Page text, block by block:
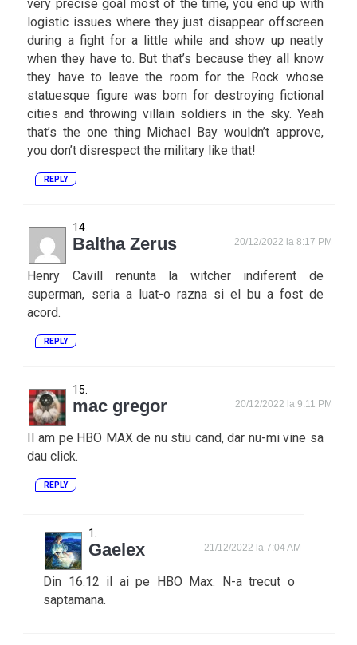
very precise goal most of the time, you end up with
logistic issues where they just disappear offscreen
during a fight for a little while and show up neatly
when they have to. But that’s because they all know
they have to leave the room for the Rock whose
statuesque figure was born for destroying fictional
cities and throwing villain soldiers in the sky. Yeah
that’s the one thing Michael Bay wouldn’t approve,
you don’t disrespect the military like that!
REPLY
Baltha Zerus 20/12/2022 la 8:17 PM
Henry Cavill renunta la witcher indiferent de
superman, seria a luat-o razna si el bu a fost de
acord.
REPLY
mac gregor 20/12/2022 la 9:11 PM
Il am pe HBO MAX de nu stiu cand, dar nu-mi vine sa
dau click.
REPLY
Gaelex 21/12/2022 la 7:04 AM
Din 16.12 il ai pe HBO Max. N-a trecut o
saptamana.